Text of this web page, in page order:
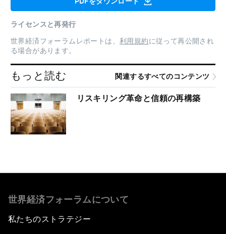
ライセンスと再発行
世界経済フォーラムレポートは、 利用規約に従って再公開され
る場合があります。
もっと読む 関連するすべてのコンテンツ
リスキリング革命と信頼の再構築
世界経済フォーラムについて
私たちのストラテジー